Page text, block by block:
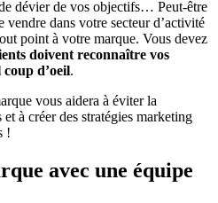
dévier de vos objectifs… Peut-être
vendre dans votre secteur d’activité
point à votre marque. Vous devez
doivent reconnaître vos
d’oeil.
vous aidera à éviter la
à créer des stratégies marketing
!
avec une équipe